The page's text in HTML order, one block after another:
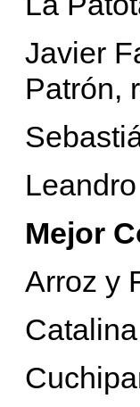
Javier
Patrón,
Mejor
Arroz y